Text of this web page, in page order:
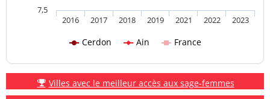
Cerdon Ain France
2016 2017 2018 2019 2021 2022 2023
7,5
Villes avec le meilleur accès aux sage-femmes